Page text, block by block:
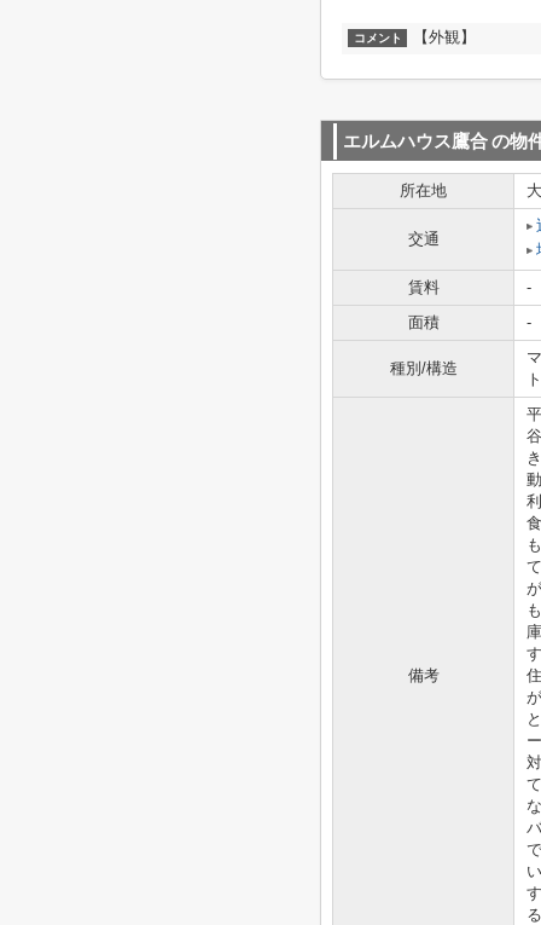
コメント 【外観】
エルムハウス鷹合の物
所在地
交通
賃料
-
面積
-
種別/構造
ト
備考